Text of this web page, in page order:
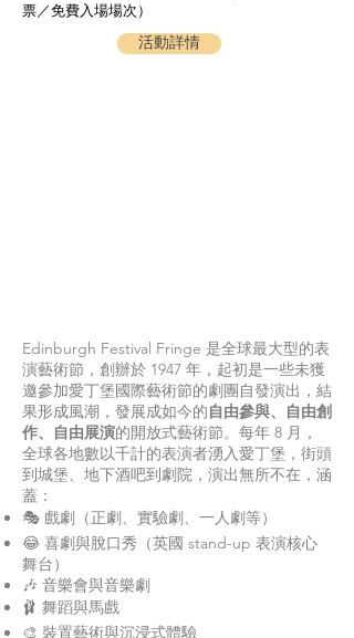
票／免費入場場次）
活動詳情
Edinburgh Festival Fringe 是全球最大型的表
演藝術節，創辦於 1947 年，起初是一些未獲
邀參加愛丁堡國際藝術節的劇團自發演出，結
果形成風潮，發展成如今的自由參與、自由創
作、自由展演的開放式藝術節。每年 8 月，
全球各地數以千計的表演者湧入愛丁堡，街頭
到城堡、地下酒吧到劇院，演出無所不在，涵
蓋：
🎭 戲劇（正劇、實驗劇、一人劇等）
😂 喜劇與脫口秀（英國 stand-up 表演核心
舞台）
🎶 音樂會與音樂劇
🩰 舞蹈與馬戲
🎨 裝置藝術與沉浸式體驗